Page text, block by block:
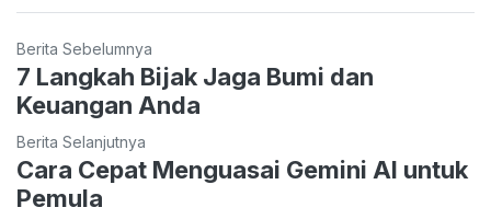
Berita Sebelumnya
7 Langkah Bijak Jaga Bumi dan
Keuangan Anda
Berita Selanjutnya
Cara Cepat Menguasai Gemini AI untuk
Pemula